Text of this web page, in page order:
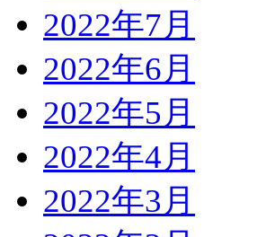
2022年7月
2022年6月
2022年5月
2022年4月
2022年3月